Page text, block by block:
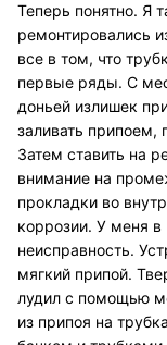
Теперь понятно. Я
ремонтировались
все в том, что
первые ряды. С
доньей излишек
заливать припоем,
Затем ставить на
внимание на
прокладки во
коррозии. У меня в
неисправность.
мягкий припой.
лудил с помощью
из припоя на